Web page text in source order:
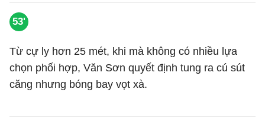
53'
Từ cự ly hơn 25 mét, khi mà không có nhiều lựa
chọn phối hợp, Văn Sơn quyết định tung ra cú sút
căng nhưng bóng bay vọt xà.